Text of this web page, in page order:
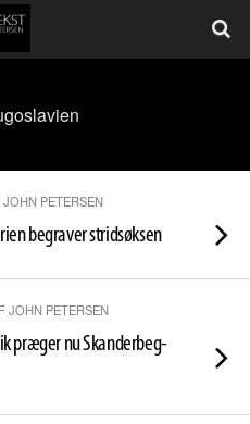
JOHN PETERSEN
begraver stridsøksen
JOHN PETERSEN
præger nu Skanderbeg-